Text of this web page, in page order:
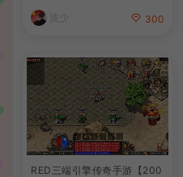
波少 300
RED三端引擎传奇手游【200